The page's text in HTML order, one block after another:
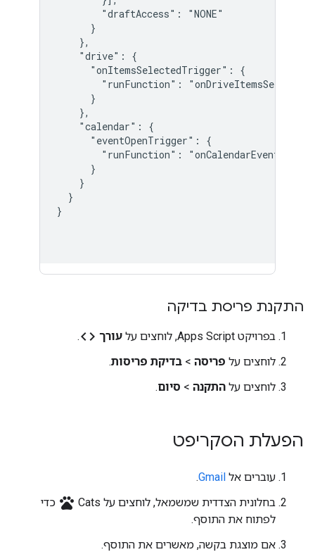
        "draftAccess": "NONE"
      }
    },
    "drive": {
      "onItemsSelectedTrigger": {
        "runFunction": "onDriveItemsSelected"
      }
    },
    "calendar": {
      "eventOpenTrigger": {
        "runFunction": "onCalendarEventOpen"
      }
    }
  }
}
התקנת פריסת בדיקה
בפרויקט Apps Script, לוחצים על עורך code
.
לוחצים על פריסה > בדיקת פריסות.
לוחצים על התקנה > סיום.
הפעלת הסקריפט
עוברים אל Gmail
.
בחלונית הצדדית שמשמאל, לוחצים על Cats
pets כדי
לפתוח את התוסף.
אם מוצגת בקשה, מאשרים את התוסף.